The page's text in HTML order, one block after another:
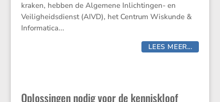
kraken, hebben de Algemene Inlich­tingen- en
Veilig­heids­dienst (AIVD), het Centrum Wiskunde &
Infor­ma­tica...
LEES MEER...
Oplossingen nodig voor de kenniskloof